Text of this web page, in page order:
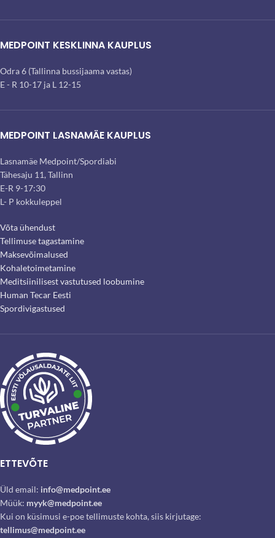
MEDPOINT KESKLINNA KAUPLUS
Odra 6 (Tallinna bussijaama vastas)
E - R 10-17 ja L 12-15
MEDPOINT LASNAMÄE KAUPLUS
Lasnamäe Medpoint/Spordiabi
Tähesaju 11, Tallinn
E-R 9-17:30
L- P kokkuleppel
Võta ühendust
Tellimuse tagastamine
Maksevõimalused
Kohaletoimetamine
Meditsiinilisest vastutused loobumine
Human Tecar Eesti
Spordivigastused
ETTEVÕTE
Üld email: info@medpoint.ee
Müük: myyk@medpoint.ee
Kui on küsimusi e-poe tellimuste kohta, siis kirjutage:
tellimus@medpoint.ee